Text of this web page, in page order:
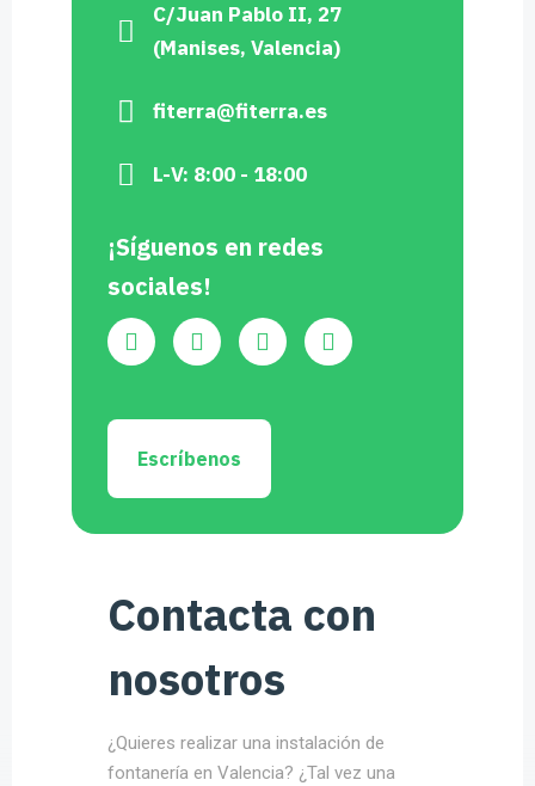
C/Juan Pablo II, 27
(Manises, Valencia)
fiterra@fiterra.es
L-V: 8:00 - 18:00
¡Síguenos en redes
sociales!
Escríbenos
Contacta con
nosotros
¿Quieres realizar una instalación de
fontanería en Valencia? ¿Tal vez una